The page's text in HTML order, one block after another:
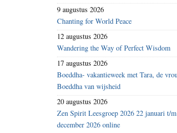
9 augustus 2026
Chanting for World Peace
12 augustus 2026
Wandering the Way of Perfect Wisdom
17 augustus 2026
Boeddha- vakantieweek met Tara, de
Boeddha van wijsheid
20 augustus 2026
Zen Spirit Leesgroep 2026 22 januari t/
december 2026 online